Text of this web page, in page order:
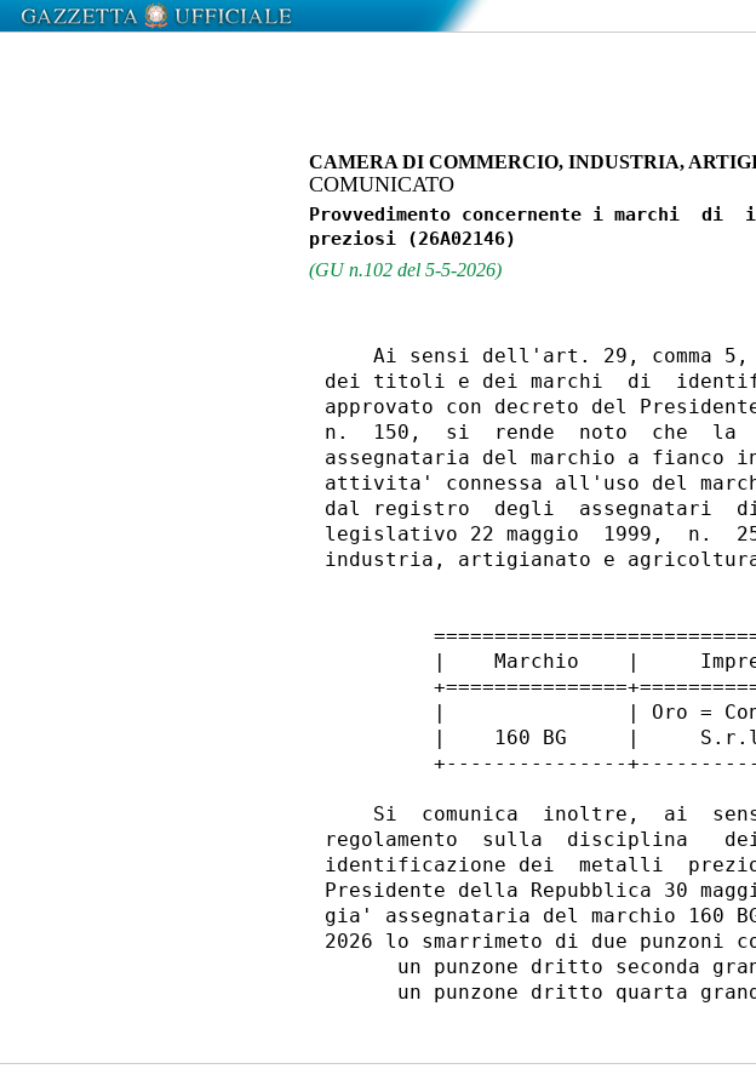
CAMERA DI COMMERCIO, INDUSTRIA,
COMUNICATO
Provvedimento concernente i marchi
(GU n.102 del 5-5-2026)
Ai sensi dell'art. 29, comma
dei titoli e dei marchi  di
approvato con decreto del
n.  150,  si  rende  noto  che  la
assegnataria del marchio a
attivita' connessa all'uso del
dal registro  degli  assegnatari
legislativo 22 maggio  1999,  n.
industria, artigianato e agricoltura
|    Marchio    |
|               | Oro =
|    160 BG     |
+---------------
Si  comunica  inoltre,  ai
regolamento  sulla  disciplina
identificazione dei  metalli
Presidente della Repubblica 30
gia' assegnataria del marchio 160
2026 lo smarrimeto di due punzoni
un punzone dritto seconda